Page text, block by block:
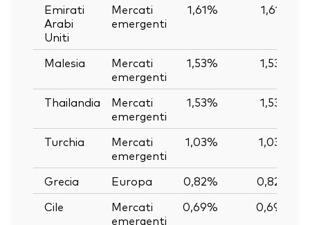
Emirati
Arabi
Uniti
Mercati
emergenti
1,61% 1,61%
Malesia
Mercati
emergenti
1,53% 1,53%
Thailandia
Mercati
emergenti
1,53% 1,53%
Turchia
Mercati
emergenti
1,03% 1,03%
Grecia Europa 0,82%
0,82%
Cile
Mercati
emergenti
0,69% 0,69%